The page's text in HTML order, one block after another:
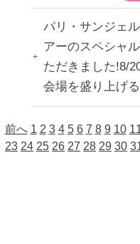
パリ・サンジェ
アーのスペシャ
ただきました!8/
会場を盛り上げ
前へ 1 2 3 4 5 6 7 8 9 10
23 24 25 26 27 28 29 30